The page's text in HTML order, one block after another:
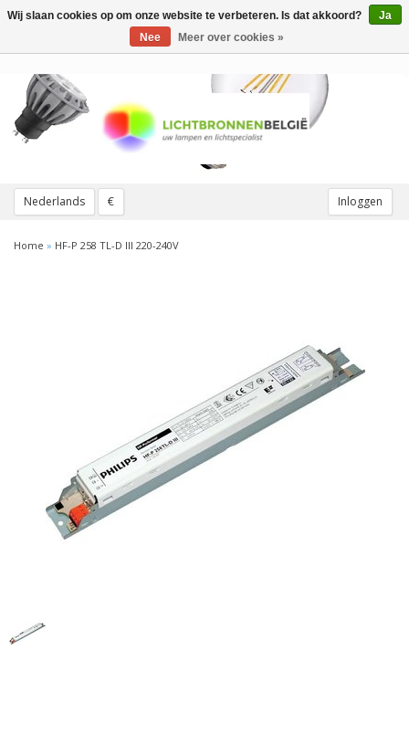
Nederlands € Inloggen
Toggle
Home » HF-P 258 TL-D III 220-240V
Wij slaan cookies op om onze website te verbeteren. Is dat akkoord?
Ja
Nee
Meer over cookies »